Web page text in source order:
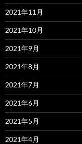
2021年11月
2021年10月
2021年9月
2021年8月
2021年7月
2021年6月
2021年5月
2021年4月